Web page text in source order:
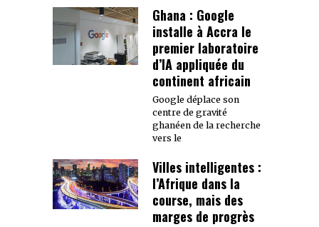
Ghana : Google
installe à Accra le
premier laboratoire
d’IA appliquée du
continent africain
Google déplace son
centre de gravité
ghanéen de la recherche
vers le
Villes intelligentes :
l’Afrique dans la
course, mais des
marges de progrès